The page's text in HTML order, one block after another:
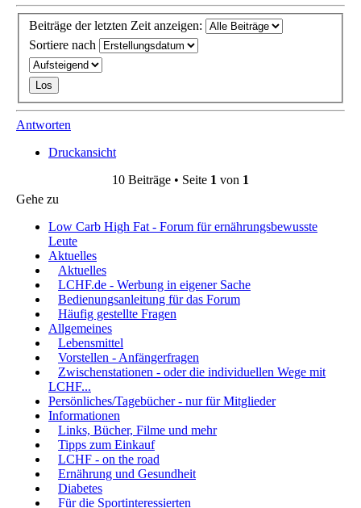
Beiträge der letzten Zeit anzeigen:
Sortiere nach
Antworten
Druckansicht
10 Beiträge • Seite 1 von 1
Gehe zu
Low Carb High Fat - Forum für ernährungsbewusste
Leute
Aktuelles
Aktuelles
LCHF.de - Werbung in eigener Sache
Bedienungsanleitung für das Forum
Häufig gestellte Fragen
Allgemeines
Lebensmittel
Vorstellen - Anfängerfragen
Zwischenstationen - oder die individuellen Wege mit
LCHF...
Persönliches/Tagebücher - nur für Mitglieder
Informationen
Links, Bücher, Filme und mehr
Tipps zum Einkauf
LCHF - on the road
Ernährung und Gesundheit
Diabetes
Für die Sportinteressierten